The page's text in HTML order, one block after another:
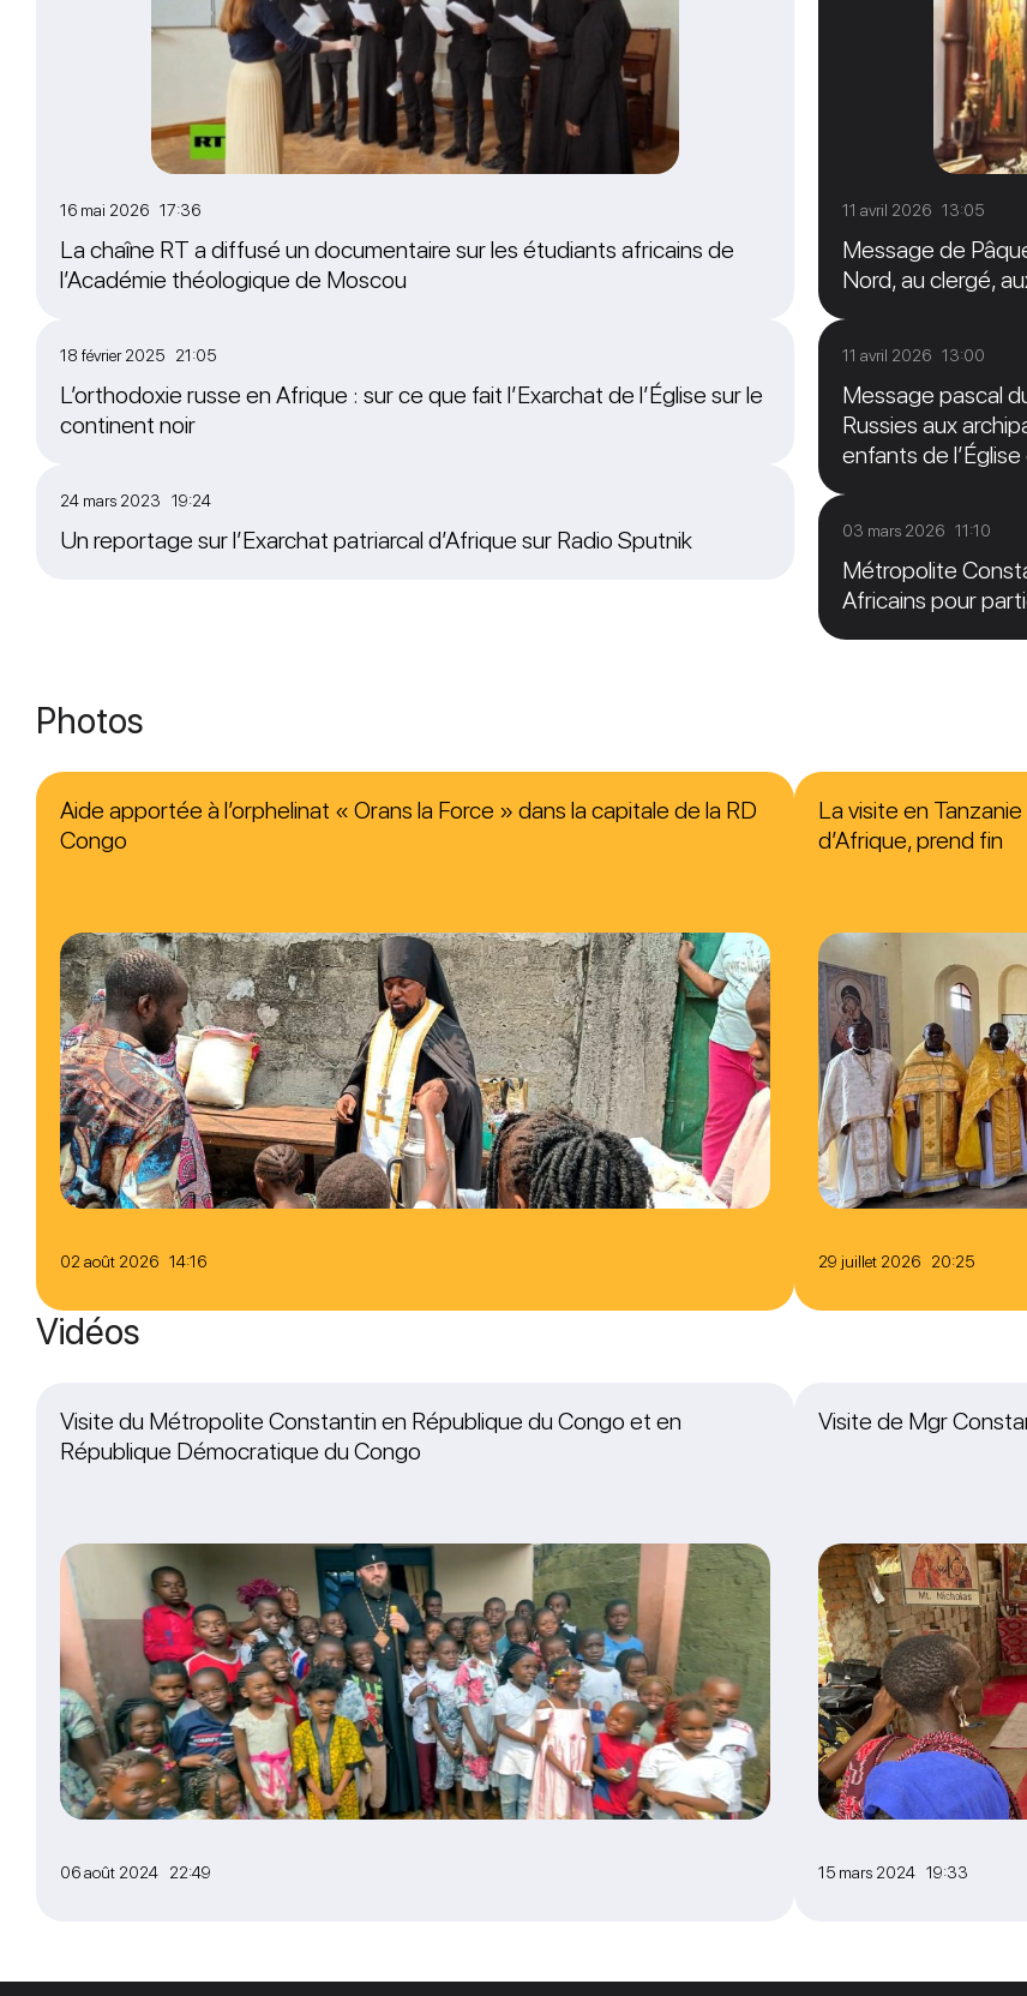
16 mai 2026 17:36
La chaîne RT a diffusé un documentaire sur les étudiants africains de
l’Académie théologique de Moscou
18 février 2025 21:05
L’orthodoxie russe en Afrique : sur ce que fait l’Exarchat de l’Église sur le
continent noir
24 mars 2023 19:24
Un reportage sur l’Exarchat patriarcal d’Afrique sur Radio Sputnik
11 avril 2026 13:05
Message de
Nord, au clergé,
11 avril 2026 13:00
Message pascal
Russies aux
enfants de
03 mars 2026 11:10
Métropolite
Africains pour
Photos
02 août 2026 14:16
Aide apportée à l’orphelinat « Orans la Force » dans la capitale de la RD
Congo
29 juillet 2026 20:25
La visite en
d’Afrique, prend fin
Vidéos
06 août 2024 22:49
Visite du Métropolite Constantin en République du Congo et en
République Démocratique du Congo
15 mars 2024 19:33
Visite de Mgr